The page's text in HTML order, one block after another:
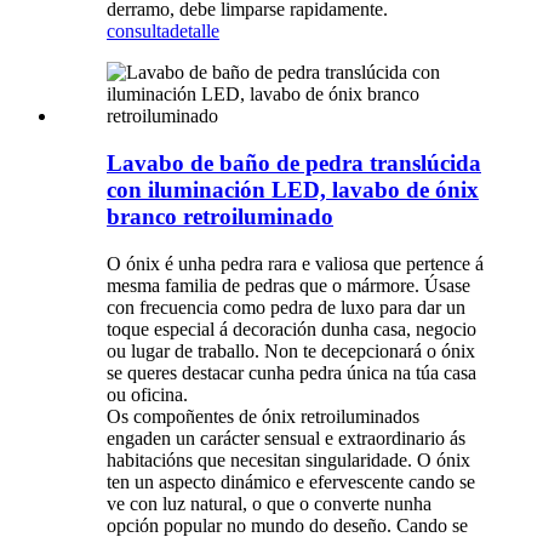
derramo, debe limparse rapidamente.
consultadetalle
Lavabo de baño de pedra translúcida
con iluminación LED, lavabo de ónix
branco retroiluminado
O ónix é unha pedra rara e valiosa que pertence á
mesma familia de pedras que o mármore. Úsase
con frecuencia como pedra de luxo para dar un
toque especial á decoración dunha casa, negocio
ou lugar de traballo. Non te decepcionará o ónix
se queres destacar cunha pedra única na túa casa
ou oficina.
Os compoñentes de ónix retroiluminados
engaden un carácter sensual e extraordinario ás
habitacións que necesitan singularidade. O ónix
ten un aspecto dinámico e efervescente cando se
ve con luz natural, o que o converte nunha
opción popular no mundo do deseño. Cando se